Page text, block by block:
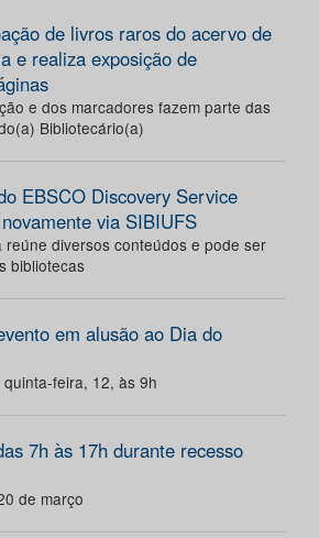
de livros raros do acervo de
e realiza exposição de
e dos marcadores fazem parte das
Bibliotecário(a)
EBSCO Discovery Service
via SIBIUFS
reúne diversos conteúdos e pode ser
bibliotecas
em alusão ao Dia do
feira, 12, às 9h
7h às 17h durante recesso
de março